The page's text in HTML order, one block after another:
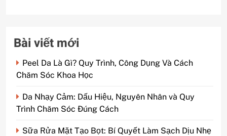
Bài viết mới
Peel Da Là Gì? Quy Trình, Công Dụng Và Cách
Chăm Sóc Khoa Học
Da Nhạy Cảm: Dấu Hiệu, Nguyên Nhân và Quy
Trình Chăm Sóc Đúng Cách
Sữa Rửa Mặt Tạo Bọt: Bí Quyết Làm Sạch Dịu Nhẹ